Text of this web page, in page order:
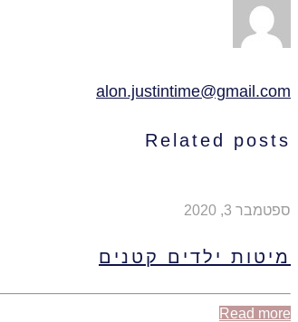
alon.justintime@gmail.com
Related posts
ספטמבר 3, 2020
מיטות ילדים קטנים
Read more